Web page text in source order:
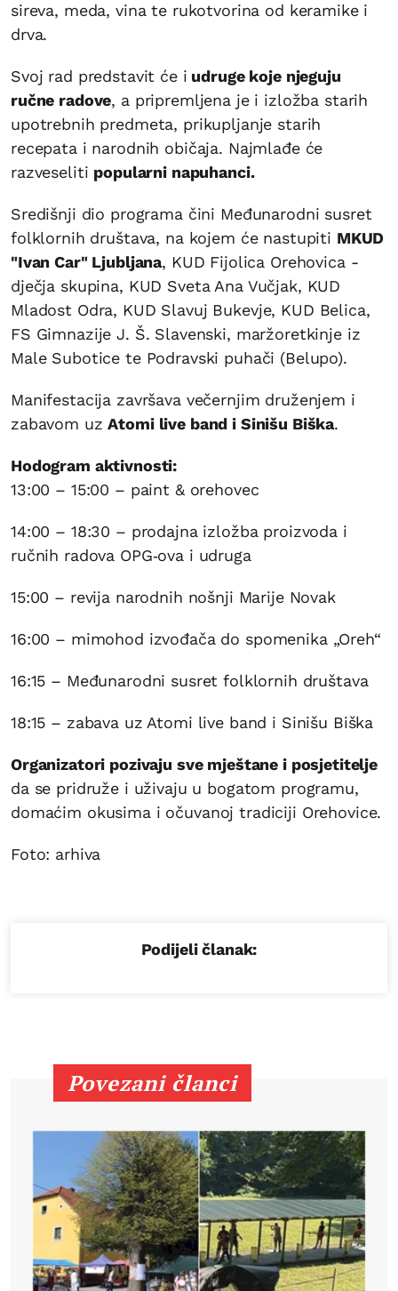
sireva, meda, vina te rukotvorina od keramike i
drva.
Svoj rad predstavit će i udruge koje njeguju
ručne radove, a pripremljena je i izložba starih
upotrebnih predmeta, prikupljanje starih
recepata i narodnih običaja. Najmlađe će
razveseliti popularni napuhanci.
Središnji dio programa čini Međunarodni susret
folklornih društava, na kojem će nastupiti MKUD
"Ivan Car" Ljubljana, KUD Fijolica Orehovica -
dječja skupina, KUD Sveta Ana Vučjak, KUD
Mladost Odra, KUD Slavuj Bukevje, KUD Belica,
FS Gimnazije J. Š. Slavenski, maržoretkinje iz
Male Subotice te Podravski puhači (Belupo).
Manifestacija završava večernjim druženjem i
zabavom uzAtomi live band i Sinišu Biška.
Hodogram aktivnosti:
13:00 – 15:00 – paint & orehovec
14:00 – 18:30 – prodajna izložba proizvoda i
ručnih radova OPG‑ova i udruga
15:00 – revija narodnih nošnji Marije Novak
16:00 – mimohod izvođača do spomenika „Oreh“
16:15 – Međunarodni susret folklornih društava
18:15 – zabava uz Atomi live band i Sinišu Biška
Organizatori pozivaju sve mještane i posjetitelje
da se pridruže i uživaju u bogatom programu,
domaćim okusima i očuvanoj tradiciji Orehovice.
Foto: arhiva
Podijeli članak:
Povezani članci